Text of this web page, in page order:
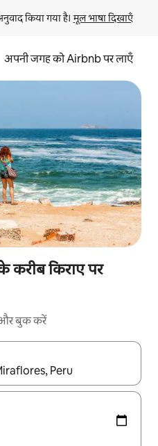
किया गया है। मूल भाषा दिखाएँ
अपनी जगह को Airbnb पर लाएँ
करीब किराए पर
और बुक करें
'ऐरो की' का इस्तेमाल करके नेविगेट